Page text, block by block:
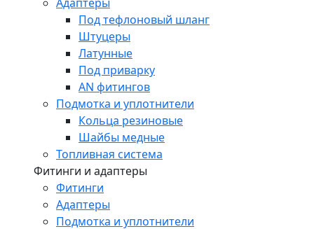
Под тефлоновый шланг
Штуцеры
Латунные
Под приварку
AN фитингов
Подмотка и уплотнители
Кольца резиновые
Шайбы медные
Топливная система
Фитинги и адаптеры
Фитинги
Адаптеры
Подмотка и уплотнители